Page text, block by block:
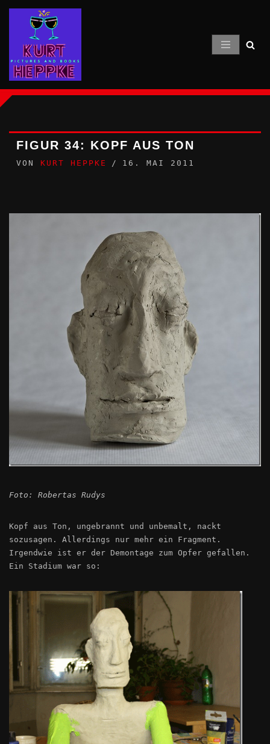
Inhalt
springen
FIGUR 34: KOPF AUS TON
VON KURT HEPPKE 16. MAI 2011
Foto: Robertas Rudys
Kopf aus Ton, ungebrannt und unbemalt, nackt
sozusagen. Allerdings nur mehr ein Fragment.
Irgendwie ist er der Demontage zum Opfer gefallen.
Ein Stadium war so: